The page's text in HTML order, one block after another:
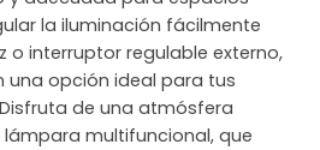
la iluminación fácilmente
o interruptor regulable externo,
una opción ideal para tus
de una atmósfera
multifuncional, que